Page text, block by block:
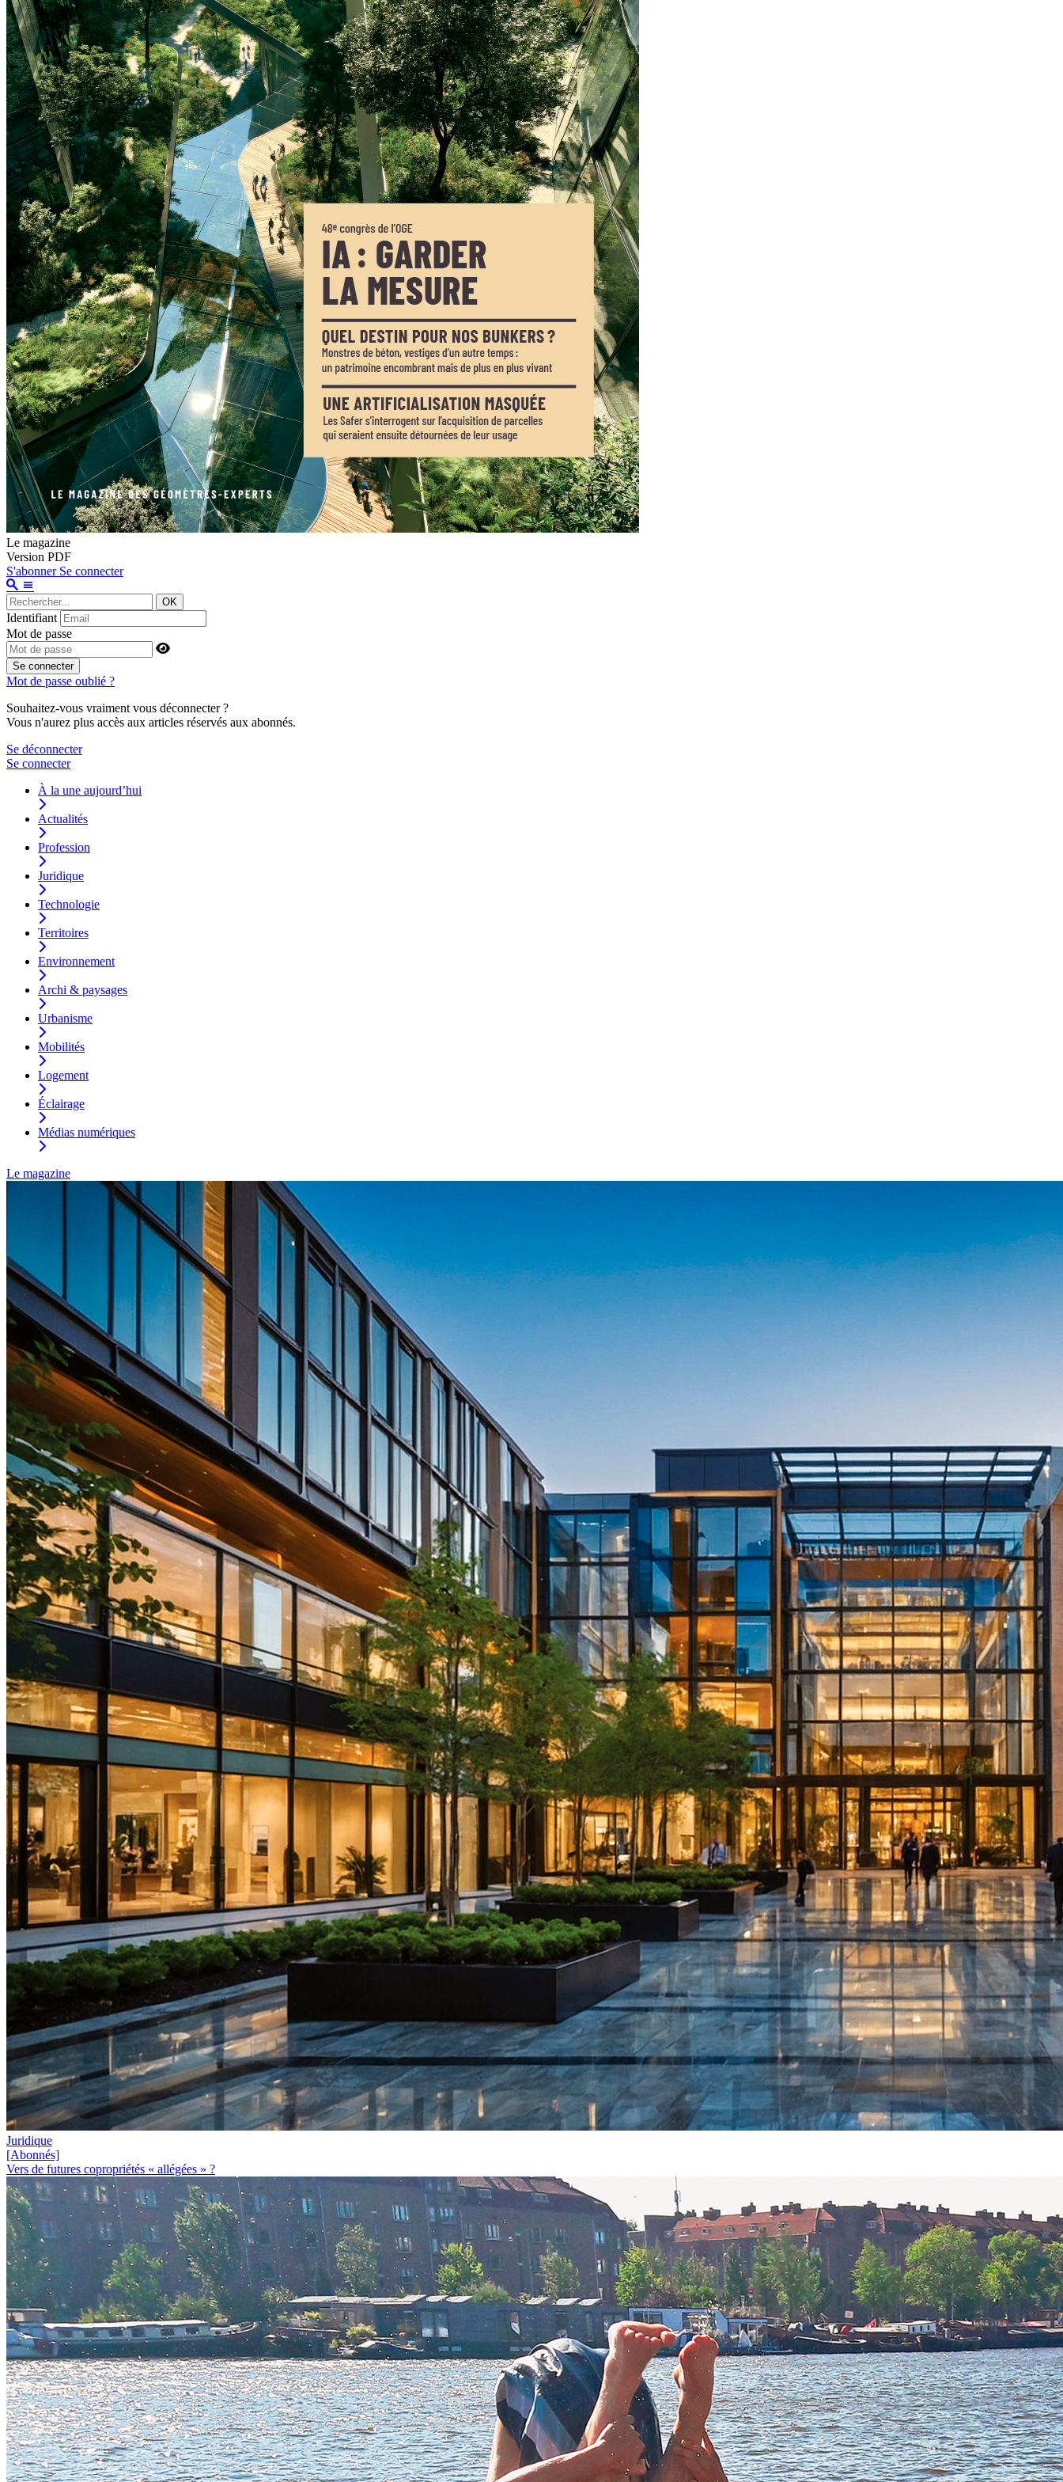
Le magazine
Version PDF
S'abonner Se connecter
OK
Identifiant
Mot de passe
Se connecter
Mot de passe oublié ?
Souhaitez-vous vraiment vous déconnecter ?
Vous n'aurez plus accès aux articles réservés aux abonnés.
Se déconnecter
Se connecter
À la une aujourd’hui
Actualités
Profession
Juridique
Technologie
Territoires
Environnement
Archi & paysages
Urbanisme
Mobilités
Logement
Éclairage
Médias numériques
Le magazine
Juridique
[Abonnés]
Vers de futures copropriétés « allégées » ?